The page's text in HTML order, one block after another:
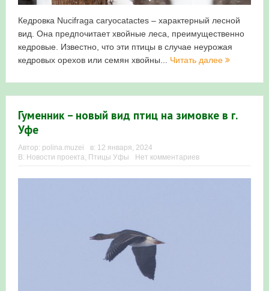
Кедровка Nucifraga caryocatactes – характерный лесной
вид. Она предпочитает хвойные леса, преимущественно
кедровые. Известно, что эти птицы в случае неурожая
кедровых орехов или семян хвойны... Читать далее
Гуменник – новый вид птиц на зимовке в г.
Уфе
Автор: polina.muzei в: 12 января, 2024
В: Новости проекта, Птицы Уфы Нет комментариев